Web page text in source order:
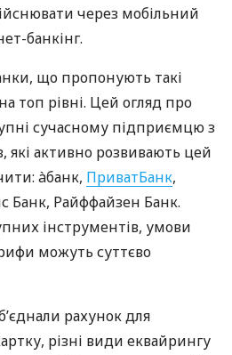
через мобільний
банкінг.
що пропонують такі
топ рівні. Цей огляд про
сучасному підприємцю з
які активно розвивають цей
àбанк, ПриватБанк,
Банк, Райффайзен Банк.
інструментів, умови
можуть суттєво
рахунок для
різні види еквайрингу